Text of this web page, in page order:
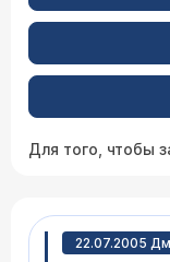
Для того, чтобы
22.07.2005